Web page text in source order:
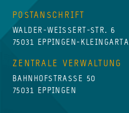
POSTANSCHRIFT
WALDER-WEISSERT-STR. 6
75031 EPPINGEN-
ZENTRALE VERWALTUNG
BAHNHOFSTRASSE 50
75031 EPPINGEN